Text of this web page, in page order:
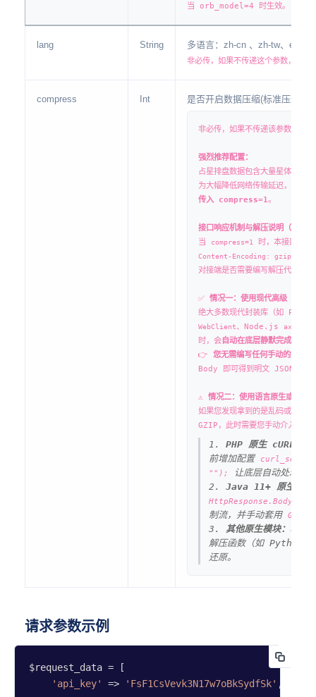
当 orb_model=4 时生效。 非必
lang String 多语言：zh-cn 、zh-tw、
非必传，如果不传递这个参数，默
compress Int 是否开启数据压缩(标准压缩
非必传，如果不传递该参数，默
强烈推荐配置：
占星排盘数据包含大量星体、宫
为大幅降低网络传输延迟，节省
传入 compress=1。
接口响应机制与解压说明（完全
当
compress=1 时，本接口会
Content-Encoding: gzip
对接端是否需要编写解压代码，
✅ 情况一：使用现代高级 HTTP
绝大多数现代封装库（如
WebClient、Node.js axios
时，会自动在底层静默完成解压
👉 您无需编写任何手动的解压代
Body 即可得到明文 JSON 数据
⚠️ 情况二：使用语言原生或底层
如果您发现拿到的是乱码或二进
GZIP，此时需要您手动介入：
1. PHP 原生 cURL：
前增加配置
"");
让底层自动处理。
2. Java 11+ 原生
制流，并手动套用
3. 其他原生模块： 收到
解压函数（如 Python
还原。
请求参数示例
$request_data = [
'api_key'
=> 'FsF1CsVevk3N17w7oBkSydfSk' ,